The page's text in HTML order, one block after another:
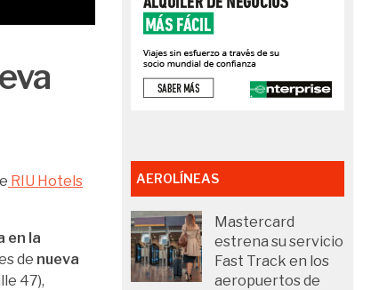
RIU Hotels
en la
de nueva
47),
AEROLÍNEAS
Mastercard
estrena su servicio
Fast Track en los
aeropuertos de